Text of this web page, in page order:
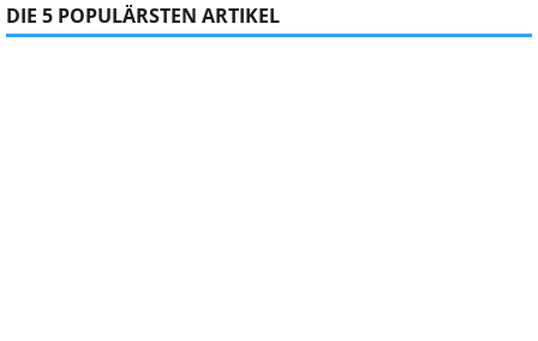
DIE 5 POPULÄRSTEN ARTIKEL